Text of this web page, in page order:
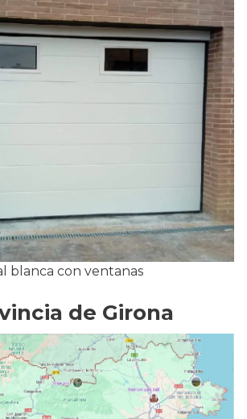
blanca con ventanas
de Girona